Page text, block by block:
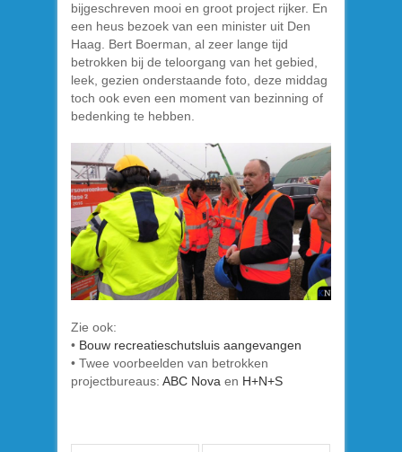
bijgeschreven mooi en groot project rijker. En
een heus bezoek van een minister uit Den
Haag. Bert Boerman, al zeer lange tijd
betrokken bij de teloorgang van het gebied,
leek, gezien onderstaande foto, deze middag
toch ook even een moment van bezinning of
bedenking te hebben.
Zie ook:
• Bouw recreatieschutsluis aangevangen
• Twee voorbeelden van betrokken
projectbureaus: ABC Nova en H+N+S